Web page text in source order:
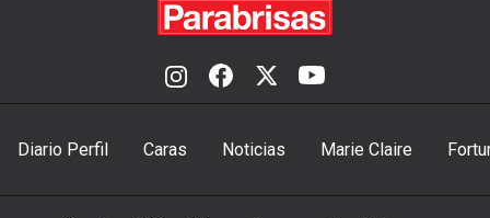
Diario Perfil Caras Noticias Marie Claire